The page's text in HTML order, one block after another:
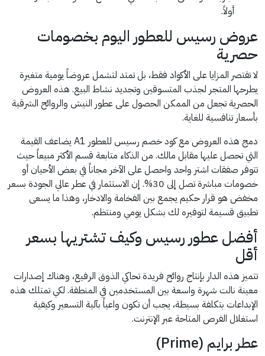
أولاً.
عروض رسيس للعطور اليوم بخصومات
حصرية
لا تقتصر المزايا على الأكواد فقط، بل تمتد لتشمل عروضاً يومية متغيرة
يطرحها المتجر لجذب المتسوقين وتجديد نشاط البيع. هذه العروض
الحصرية تجعل من الممكن الحصول على عطور النيش والروائح الشرقية
بأسعار تنافسية للغاية.
دمج هذه العروض مع كود خصم رسيس للعطور A1 يضاعف القيمة
التي تحصل عليها مقابل مالك. من الذكاء متابعة قسم الأكثر مبيعاً حيث
تتوفر صفقات اشتر واحد واحصل على الآخر مجاناً في بعض الأحيان أو
خصومات مباشرة تصل إلى 30%. إن الاستثمار في عطر عالي الجودة بسعر
مخفض هو قرار حكيم يجمع بين الفخامة والادخار، وهذا ما يسعى
تطبيق قسيمة لتوفيره لك بشكل يومي ومنتظم.
أفضل عطور رسيس وكيف تشتريها بسعر
أقل
تتميز هذه الدار بإنتاج روائح فريدة تحاكي الذوق الرفيع، وهناك إصدارات
معينة نالت شهرة واسعة بين المستخدمين في المنطقة. لكي تمتلك هذه
الإبداعات بتكلفة بسيطة، يجب أن تكون واعياً بآلية التسعير وكيفية
استغلال الفرص المتاحة عبر الإنترنت.
عطر برايم (Prime)